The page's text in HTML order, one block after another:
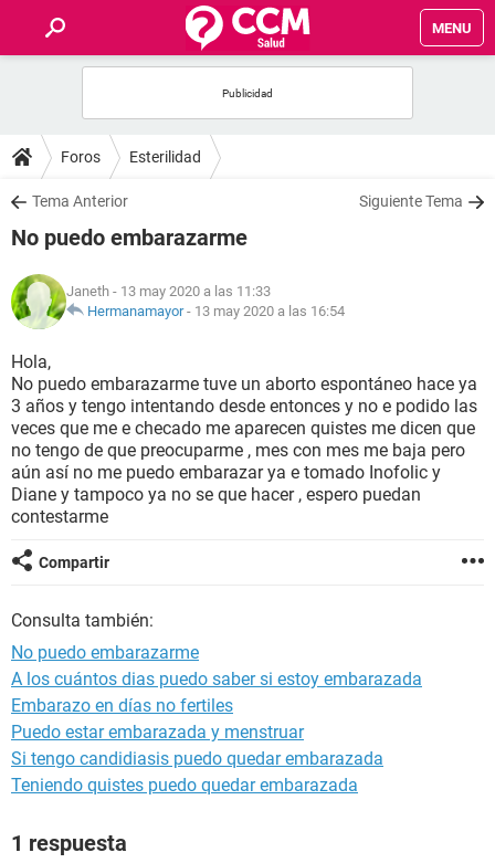
MENU
FOROS
SALUD
FAMILIA
NUTRICIÓN
BIENESTAR
SEXUALIDAD
GLOSARIO
Foros Esterilidad
Tema Anterior Siguiente Tema
No puedo embarazarme
Janeth - 13 may 2020 a las 11:33
Hermanamayor- 13 may 2020 a las 16:54
Hola,
No puedo embarazarme tuve un aborto espontáneo hace ya
3 años y tengo intentando desde entonces y no e podido las
veces que me e checado me aparecen quistes me dicen que
no tengo de que preocuparme , mes con mes me baja pero
aún así no me puedo embarazar ya e tomado Inofolic y
Diane y tampoco ya no se que hacer , espero puedan
contestarme
Compartir
Consulta también:
No puedo embarazarme
A los cuántos dias puedo saber si estoy embarazada
Embarazo en días no fertiles
Puedo estar embarazada y menstruar
Si tengo candidiasis puedo quedar embarazada
Teniendo quistes puedo quedar embarazada
1 respuesta